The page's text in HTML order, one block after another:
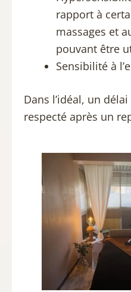
rapport à
massages et
pouvant être
Sensibilité à
Dans l’idéal, un
respecté après un